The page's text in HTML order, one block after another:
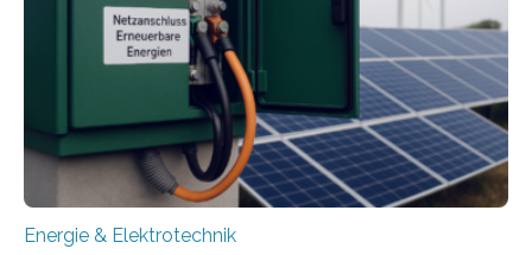
Projekt startete am 15. Oktober 2025, hat eine Laufzeit
von drei Jahren und ein Gesamtvolumen von rund 2,9
Millionen Euro, wovon 2,6 Millionen Euro durch das
Ministerium für Umwelt, Klima und…
Energie & Elektrotechnik